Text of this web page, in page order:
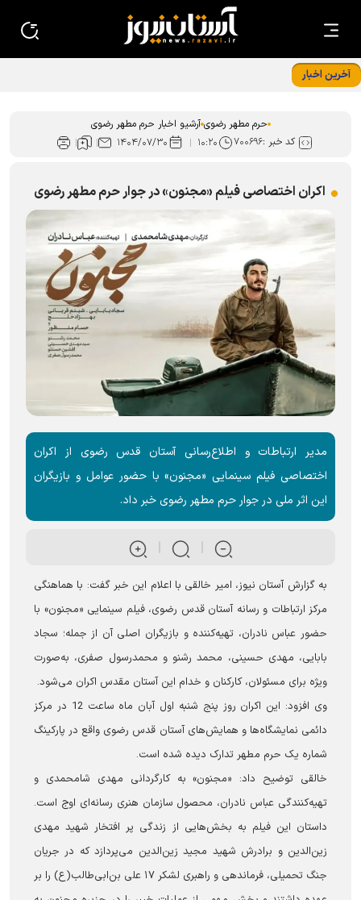
آخرین اخبار
حرم مطهر رضوی آرشیو اخبار حرم مطهر رضوی
کد خبر :۷۰۰۶۹۶ ۱۰:۲۰ ۱۴۰۴/۰۷/۳۰
اکران اختصاصی فیلم «مجنون» در جوار حرم مطهر رضوی
مدیر ارتباطات و اطلاع‌رسانی آستان قدس رضوی از اکران
اختصاصی فیلم سینمایی «مجنون» با حضور عوامل و بازیگران
این اثر ملی در جوار حرم مطهر رضوی خبر داد.
به گزارش آستان نیوز، امیر خالقی با اعلام این خبر گفت: با هماهنگی
مرکز ارتباطات و رسانه آستان قدس رضوی، فیلم سینمایی «مجنون» با
حضور عباس نادران، تهیه‌کننده و بازیگران اصلی آن از جمله؛ سجاد
بابایی، مهدی حسینی، محمد رشنو و محمدرسول صفری، به‌صورت
ویژه برای مسئولان، کارکنان و خدام این آستان مقدس اکران می‌شود.
وی افزود: این اکران روز پنج شنبه اول آبان ماه ساعت 12 در مرکز
دائمی نمایشگاه‌ها و همایش‌های آستان قدس رضوی واقع در پارکینگ
شماره یک حرم مطهر تدارک دیده شده است.
خالقی توضیح داد: «مجنون» به کارگردانی مهدی شامحمدی و
تهیه‌کنندگی عباس نادران، محصول سازمان هنری رسانه‌ای اوج است.
داستان این فیلم به بخش‌هایی از زندگی پر افتخار شهید مهدی
زین‌الدین و برادرش شهید مجید زین‌الدین می‌پردازد که در جریان
جنگ تحمیلی، فرماندهی و راهبری لشکر ۱۷ علی بن‌ابی‌طالب(ع) را بر